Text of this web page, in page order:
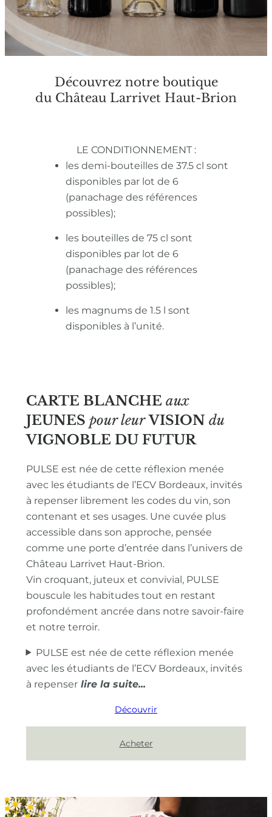
Découvrez notre boutique
du Château Larrivet Haut-Brion
LE CONDITIONNEMENT :
les demi-bouteilles de 37.5 cl sont
disponibles par lot de 6
(panachage des références
possibles);
les bouteilles de 75 cl sont
disponibles par lot de 6
(panachage des références
possibles);
les magnums de 1.5 l sont
disponibles à l’unité.
CARTE BLANCHE aux
JEUNES pour leur VISION du
VIGNOBLE DU FUTUR
PULSE est née de cette réflexion menée
avec les étudiants de l’ECV Bordeaux, invités
à repenser librement les codes du vin, son
contenant et ses usages. Une cuvée plus
accessible dans son approche, pensée
comme une porte d’entrée dans l’univers de
Château Larrivet Haut-Brion.
Vin croquant, juteux et convivial, PULSE
bouscule les habitudes tout en restant
profondément ancrée dans notre savoir-faire
et notre terroir.
PULSE est née de cette réflexion menée
avec les étudiants de l’ECV Bordeaux, invités
à repenser
Découvrir
Acheter